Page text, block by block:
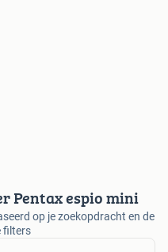
Pentax espio mini
op je zoekopdracht en de
filters